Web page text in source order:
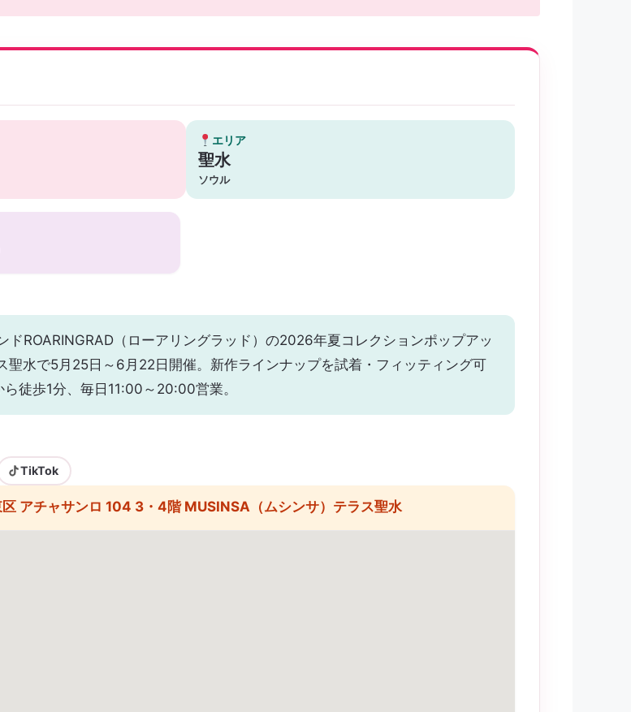
エリア
聖水
ソウル
ドROARINGRAD（ローアリングラッド）の2026年夏コレクションポップアッ
聖水で5月25日～6月22日開催。新作ラインナップを試着・フィッティング可
徒歩1分、毎日11:00～20:00営業。
TikTok
区 アチャサンロ 104 3・4階 MUSINSA（ムシンサ）テラス聖水